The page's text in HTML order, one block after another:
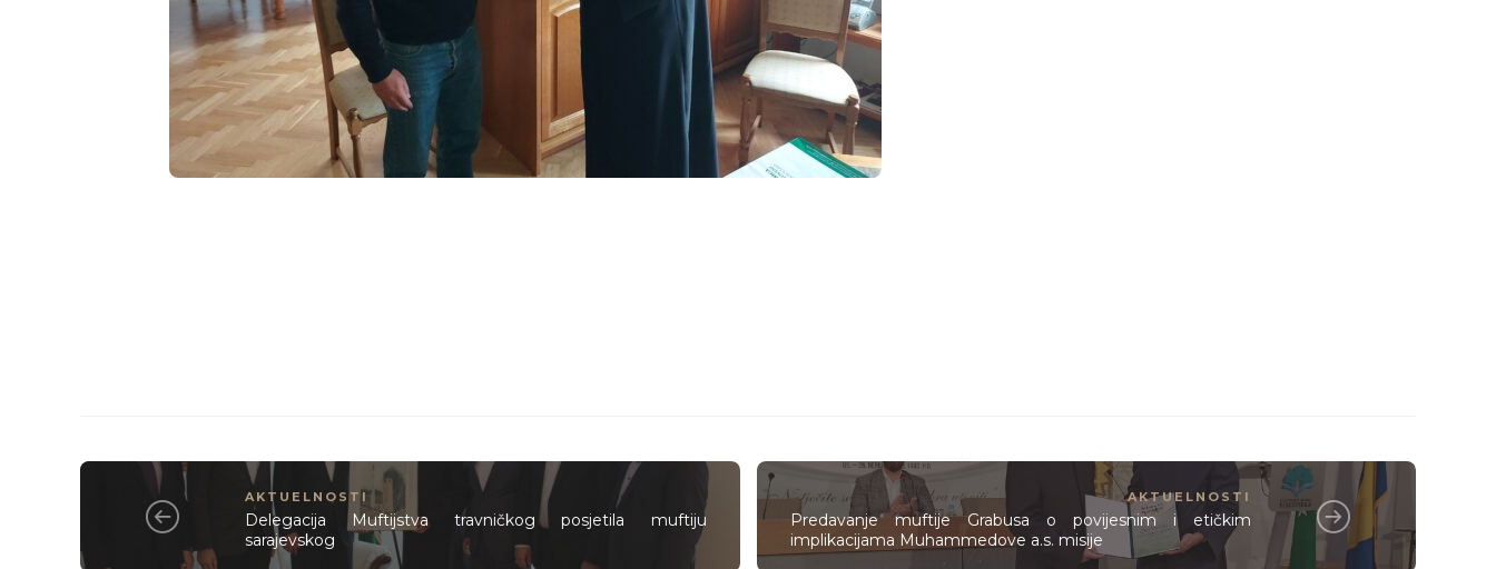
AKTUELNOSTI
Delegacija Muftijstva travničkog posjetila muftiju
sarajevskog
AKTUELNOSTI
Predavanje muftije Grabusa o povijesnim i etičkim
implikacijama Muhammedove a.s. misije